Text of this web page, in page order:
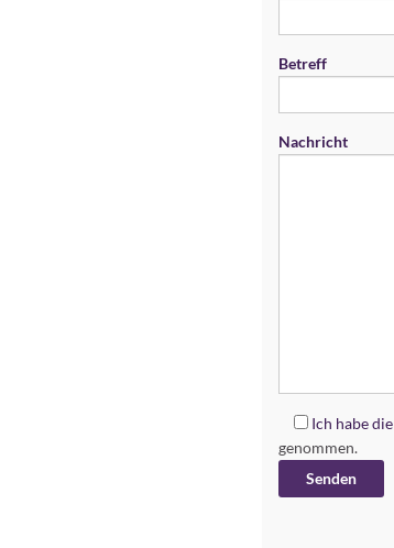
Betreff
Nachricht
Ich habe die
genommen.